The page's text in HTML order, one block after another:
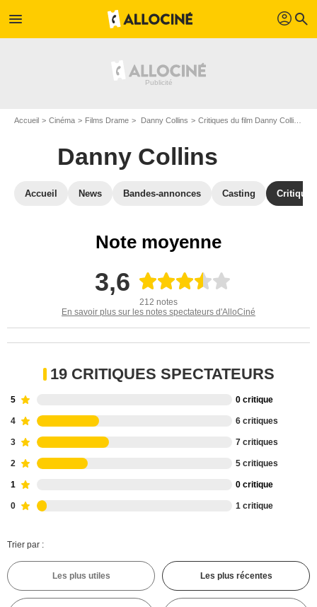
menu profil search
Accueil Cinéma Films Drame Danny Collins Critiques du film Danny Collins
Danny Collins
Accueil News Bandes-annonces Casting
Note moyenne
3,6
212 notes
En savoir plus sur les notes spectateurs d'AlloCiné
19 CRITIQUES SPECTATEURS
5 0 critique
4 6 critiques
3 7 critiques
2 5 critiques
1 0 critique
0 1 critique
Trier par :
Les plus utiles Les plus récentes